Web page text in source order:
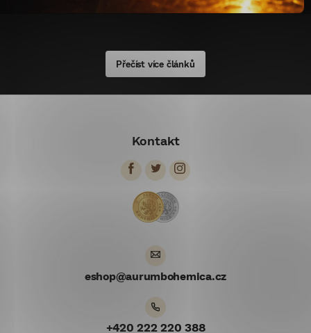
Přečíst více článků
Kontakt
eshop@aurumbohemica.cz
+420 222 220 388